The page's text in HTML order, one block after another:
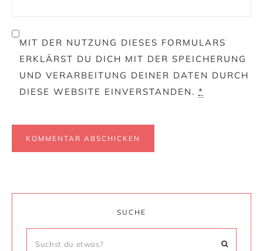
MIT DER NUTZUNG DIESES FORMULARS
ERKLÄRST DU DICH MIT DER SPEICHERUNG
UND VERARBEITUNG DEINER DATEN DURCH
DIESE WEBSITE EINVERSTANDEN. *
SUCHE